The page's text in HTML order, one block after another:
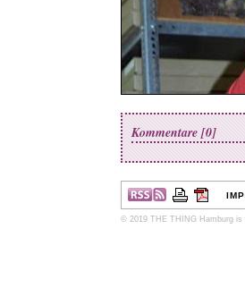
Kommentare [0]
© 2019 THE THING Hamburg is